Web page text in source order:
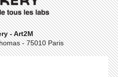
- Art2M
- 75010 Paris